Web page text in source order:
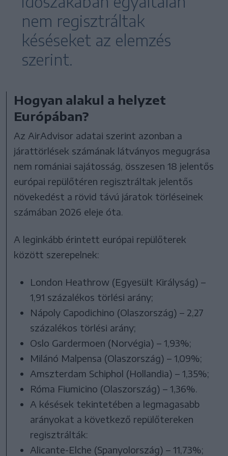
nem regisztráltak
késéseket az elemzés
szerint.
Hogyan alakul a helyzet
Európában?
Az AirAdvisor adatai szerint azonban a
járattörlések számának látványos megugrása
nem romániai sajátosság, összesen 18 jelentős
európai repülőtéren regisztráltak jelentős
növekedést a rövid távú járatok törléseinek
számában 2026 eleje óta.
A leginkább érintett európai repülőterek
között szerepelnek:
London Heathrow (Egyesült Királyság) –
1,91 százalékos törlési arány;
Nápoly Capodichino (Olaszország) – 2,27
százalékos törlési arány;
Oslo Gardermoen (Norvégia) – 1,93%;
Milánó Malpensa (Olaszország) – 1,09%;
Amszterdam Schiphol (Hollandia) – 1,35%;
Róma Fiumicino (Olaszország) – 1,36%.
A késések tekintetében a legmagasabb
arányokat a következő repülőtereken
regisztrálták:
Alicante-Elche (Spanyolország) – 11,73%;